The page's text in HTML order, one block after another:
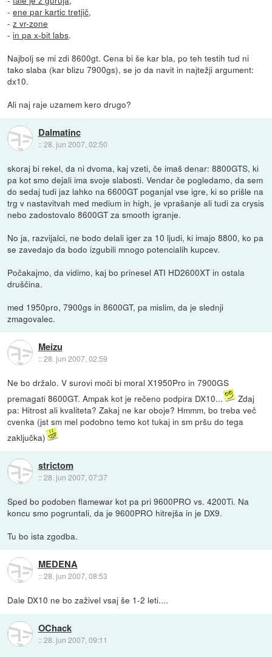
-ene par kartic tretjič,
-z vr-zone
-in pa x-bit labs.
Najbolj se mi zdi 8600gt. Cena bi še kar bla, po teh testih tud ni
tako slaba (kar blizu 7900gs), se jo da navit in najtežji argument:
dx10.
Ali naj raje uzamem kero drugo?
Dalmatinc
::28. jun 2007, 02:50
skoraj bi rekel, da ni dvoma, kaj vzeti, če imaš denar: 8800GTS, ki
pa kot smo dejali ima svoje slabosti. Vendar če pogledamo, da sem
do sedaj tudi jaz lahko na 6600GT poganjal vse igre, ki so prišle na
trg v nastavitvah med medium in high, je vprašanje ali tudi za crysis
nebo zadostovalo 8600GT za smooth igranje.
No ja, razvijalci, ne bodo delali iger za 10 ljudi, ki imajo 8800, ko pa
se zavedajo da bodo izgubili mnogo potencialih kupcev.
Počakajmo, da vidimo, kaj bo prinesel ATI HD2600XT in ostala
druščina.
med 1950pro, 7900gs in 8600GT, pa mislim, da je slednji
zmagovalec.
Meizu
::28. jun 2007, 02:59
Ne bo držalo. V surovi moči bi moral X1950Pro in 7900GS
premagati 8600GT. Ampak kot je rečeno podpira DX10...
Zdaj
pa: Hitrost ali kvaliteta? Zakaj ne kar oboje? Hmmm, bo treba več
cvenka (jst sm mel podobno temo kot tukaj in sm pršu do tega
zaključka)
strictom
::28. jun 2007, 07:37
Sped bo podoben flamewar kot pa pri 9600PRO vs. 4200Ti. Na
koncu smo pogruntali, da je 9600PRO hitrejša in je DX9.
Tu bo ista zgodba.
MEDENA
::28. jun 2007, 08:53
Dale DX10 ne bo zaživel vsaj še 1-2 leti....
OChack
::28. jun 2007, 09:11